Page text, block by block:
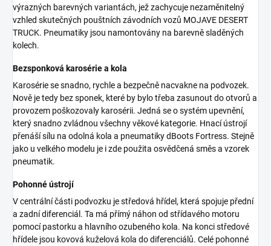
výrazných barevných variantách, jež zachycuje nezaměnitelný
vzhled skutečných pouštních závodních vozů MOJAVE DESERT
TRUCK. Pneumatiky jsou namontovány na barevně sladěných
kolech.
Bezsponková karosérie a kola
Karosérie se snadno, rychle a bezpečně nacvakne na podvozek.
Nově je tedy bez sponek, které by bylo třeba zasunout do otvorů a
provozem poškozovaly karosérii. Jedná se o systém upevnění,
který snadno zvládnou všechny věkové kategorie. Hnací ústrojí
přenáší sílu na odolná kola a pneumatiky dBoots Fortress. Stejně
jako u velkého modelu je i zde použita osvědčená směs a vzorek
pneumatik.
Pohonné ústrojí
V centrální části podvozku je středová hřídel, která spojuje přední
a zadní diferenciál. Ta má přímý náhon od střídavého motoru
pomocí pastorku a hlavního ozubeného kola. Na konci středové
hřídele jsou kovová kuželová kola do diferenciálů. Celé pohonné